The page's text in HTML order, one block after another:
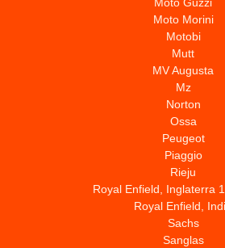
Moto Guzzi
Moto Morini
Motobi
Mutt
MV Augusta
Mz
Norton
Ossa
Peugeot
Piaggio
Rieju
Royal Enfield, Inglaterra
Royal Enfield,
Sachs
Sanglas